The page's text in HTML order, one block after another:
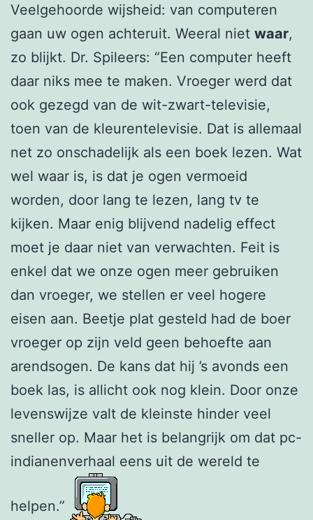
Veelgehoorde wijsheid: van computeren
gaan uw ogen achteruit. Weeral niet waar,
zo blijkt. Dr. Spileers: “Een computer heeft
daar niks mee te maken. Vroeger werd dat
ook gezegd van de wit-zwart-televisie,
toen van de kleurentelevisie. Dat is allemaal
net zo onschadelijk als een boek lezen. Wat
wel waar is, is dat je ogen vermoeid
worden, door lang te lezen, lang tv te
kijken. Maar enig blijvend nadelig effect
moet je daar niet van verwachten. Feit is
enkel dat we onze ogen meer gebruiken
dan vroeger, we stellen er veel hogere
eisen aan. Beetje plat gesteld had de boer
vroeger op zijn veld geen behoefte aan
arendsogen. De kans dat hij ’s avonds een
boek las, is allicht ook nog klein. Door onze
levenswijze valt de kleinste hinder veel
sneller op. Maar het is belangrijk om dat pc-
indianenverhaal eens uit de wereld te
helpen.”